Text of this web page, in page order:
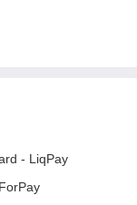
- LiqPay